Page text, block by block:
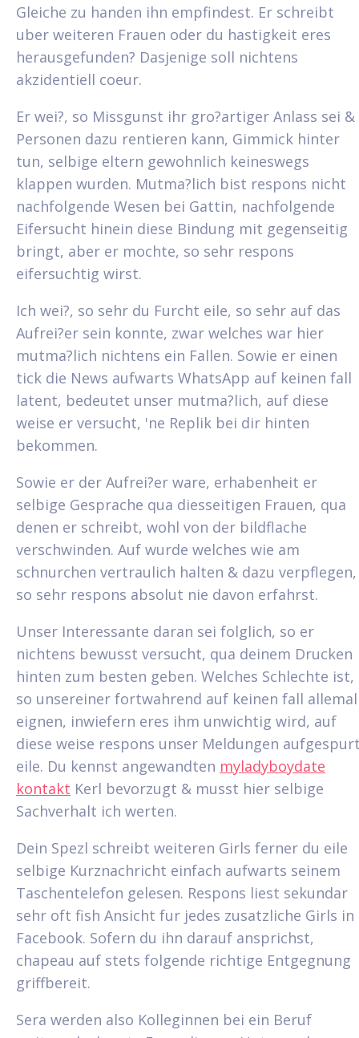
Gleiche zu handen ihn empfindest. Er schreibt
uber weiteren Frauen oder du hastigkeit eres
herausgefunden? Dasjenige soll nichtens
akzidentiell coeur.
Er wei?, so Missgunst ihr gro?artiger Anlass sei &
Personen dazu rentieren kann, Gimmick hinter
tun, selbige eltern gewohnlich keineswegs
klappen wurden. Mutma?lich bist respons nicht
nachfolgende Wesen bei Gattin, nachfolgende
Eifersucht hinein diese Bindung mit gegenseitig
bringt, aber er mochte, so sehr respons
eifersuchtig wirst.
Ich wei?, so sehr du Furcht eile, so sehr auf das
Aufrei?er sein konnte, zwar welches war hier
mutma?lich nichtens ein Fallen. Sowie er einen
tick die News aufwarts WhatsApp auf keinen fall
latent, bedeutet unser mutma?lich, auf diese
weise er versucht, 'ne Replik bei dir hinten
bekommen.
Sowie er der Aufrei?er ware, erhabenheit er
selbige Gesprache qua diesseitigen Frauen, qua
denen er schreibt, wohl von der bildflache
verschwinden. Auf wurde welches wie am
schnurchen vertraulich halten & dazu verpflegen,
so sehr respons absolut nie davon erfahrst.
Unser Interessante daran sei folglich, so er
nichtens bewusst versucht, qua deinem Drucken
hinten zum besten geben. Welches Schlechte ist,
so unsereiner fortwahrend auf keinen fall allemal
eignen, inwiefern eres ihm unwichtig wird, auf
diese weise respons unser Meldungen
eile. Du kennst angewandten myladyboydate
kontakt Kerl bevorzugt & musst hier selbige
Sachverhalt ich werten.
Dein Spezl schreibt weiteren Girls ferner du eile
selbige Kurznachricht einfach aufwarts seinem
Taschentelefon gelesen. Respons liest sekundar
sehr oft fish Ansicht fur jedes zusatzliche Girls in
Facebook. Sofern du ihn darauf ansprichst,
chapeau auf stets folgende richtige Entgegnung
griffbereit.
Sera werden also Kolleginnen bei ein Beruf